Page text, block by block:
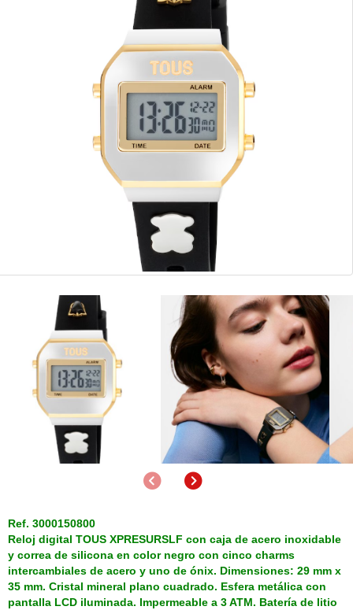
AnteriorSiguiente
Ref. 3000150800
Reloj digital TOUS XPRESURSLF con caja de acero inoxidable
y correa de silicona en color negro con cinco charms
intercambiales de acero y uno de ónix. Dimensiones: 29 mm x
35 mm. Cristal mineral plano cuadrado. Esfera metálica con
pantalla LCD iluminada. Impermeable a 3 ATM. Batería de litio